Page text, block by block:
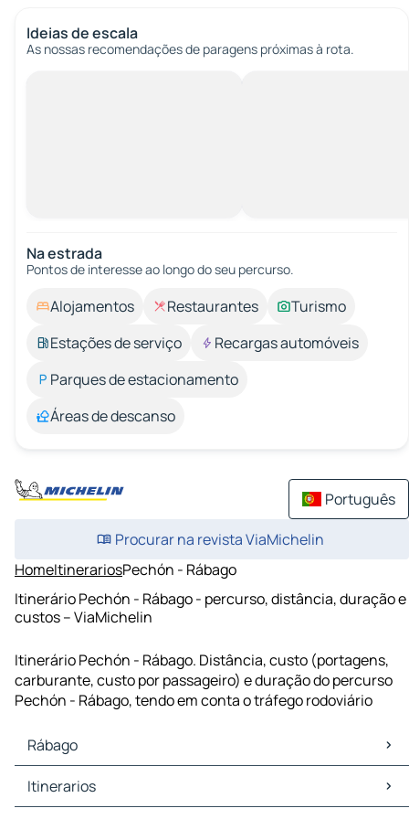
Ideias de escala
As nossas recomendações de paragens próximas à rota.
Na estrada
Pontos de interesse ao longo do seu percurso.
Alojamentos Restaurantes
Turismo
Estações de serviço
Recargas automóveis
Parques de estacionamento
Áreas de descanso
Português
Procurar na revista ViaMichelin
HomeItinerariosPechón - Rábago
Itinerário Pechón - Rábago - percurso, distância, duração e
custos – ViaMichelin
Itinerário Pechón - Rábago. Distância, custo (portagens,
carburante, custo por passageiro) e duração do percurso
Pechón - Rábago, tendo em conta o tráfego rodoviário
Rábago
Rábago Mapas Plantas
Rábago Trafego
Itinerarios